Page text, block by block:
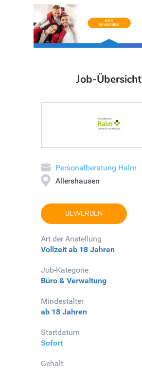
Job-Übersicht
Personalberatung Halm
Allershausen
BEWERBEN
Art der Anstellung
Vollzeit ab 18 Jahren
Job-Kategorie
Büro & Verwaltung
Mindestalter
ab 18 Jahren
Startdatum
Sofort
Gehalt